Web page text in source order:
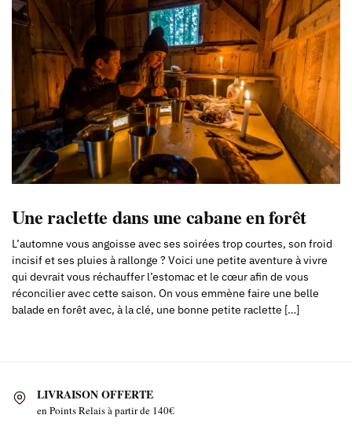
Une raclette dans une cabane en forêt
L’automne vous angoisse avec ses soirées trop courtes, son froid
incisif et ses pluies à rallonge ? Voici une petite aventure à vivre
qui devrait vous réchauffer l’estomac et le cœur afin de vous
réconcilier avec cette saison. On vous emmène faire une belle
balade en forêt avec, à la clé, une bonne petite raclette […]
LIVRAISON OFFERTE
en Points Relais à partir de 140€